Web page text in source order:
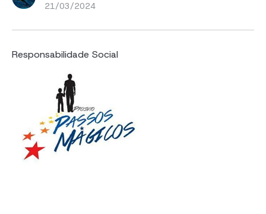
21/03/2024
Responsabilidade Social